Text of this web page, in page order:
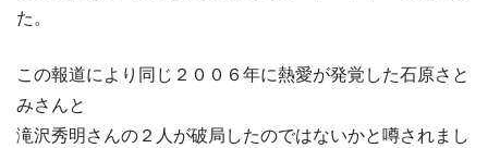
た。
この報道により同じ２００６年に熱愛が発覚した石原さと
みさんと
滝沢秀明さんの２人が破局したのではないかと噂されまし